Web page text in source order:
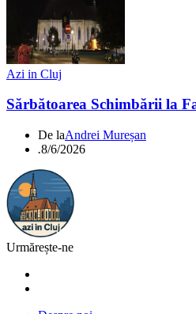
Azi in Cluj
Sărbătoarea Schimbării la
De laAndrei Mureșan
.8/6/2026
Urmărește-ne